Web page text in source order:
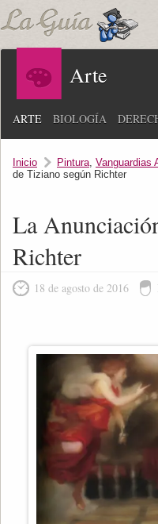
Arte
ARTE BIOLOGÍA
Inicio Pintura, Vanguardias
de Tiziano según Richter
La
Richter
18 de agosto de 2016